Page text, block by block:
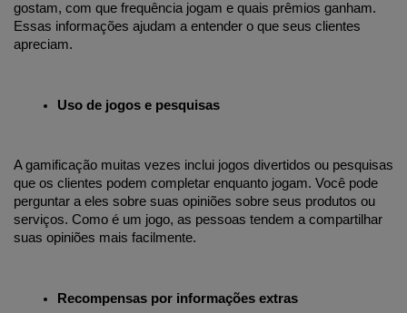
gostam, com que frequência jogam e quais prêmios ganham.
Essas informações ajudam a entender o que seus clientes
apreciam.
Uso de jogos e pesquisas
A gamificação muitas vezes inclui jogos divertidos ou pesquisas
que os clientes podem completar enquanto jogam. Você pode
perguntar a eles sobre suas opiniões sobre seus produtos ou
serviços. Como é um jogo, as pessoas tendem a compartilhar
suas opiniões mais facilmente.
Recompensas por informações extras